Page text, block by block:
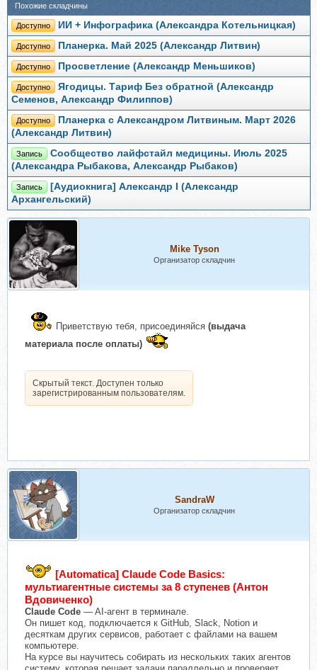
Похожие складчины
Доступно ИИ + Инфографика (Александра Котельницкая)
Доступно Планерка. Май 2025 (Александр Литвин)
Доступно Просветление (Александр Меньшиков)
Доступно
Ягодицы. Тариф Без обратной (Александр
Семенов, Александр Филиппов)
Доступно
Планерка с Александром Литвиным. Март 2026
(Александр Литвин)
Запись
Сообщество лайфстайл медицины. Июль 2025
(Александра Рыбакова, Александр Рыбаков)
Запись
[Аудиокнига] Александр I (Александр
Архангельский)
Mike Tyson
Организатор складчин
Приветствую тебя, присоединяйся (выдача
материала после оплаты)
Скрытый текст. Доступен только
зарегистрированным пользователям.
SandraW
Организатор складчин
[Automatica] Claude Code Basics:
мультиагентные системы за 8 ступенев (Антон
Вдовиченко)
Claude Code — AI-агент в терминале.
Он пишет код, подключается к GitHub, Slack, Notion и
десяткам других сервисов, работает с файлами на вашем
компьютере.
На курсе вы научитесь собирать из нескольких таких агентов